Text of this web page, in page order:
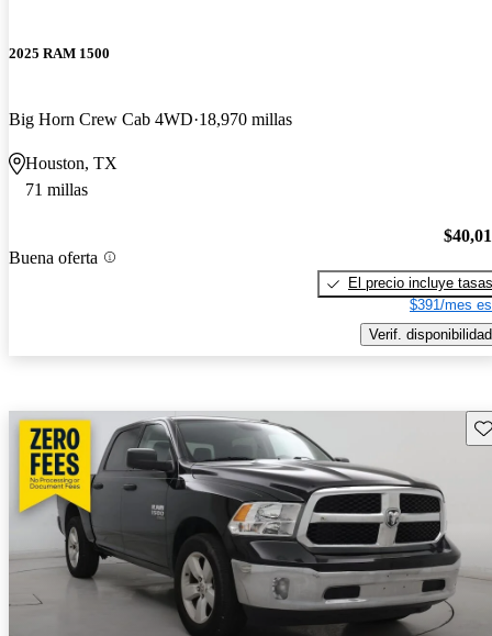
2025 RAM 1500
Big Horn Crew Cab 4WD 18,970 millas
Houston, TX
71 millas
Buena oferta
El precio incluye tasas
$391/mes
Verif. disponibilidad